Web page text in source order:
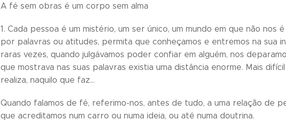
A fé sem obras é um corpo sem alma
1. Cada pessoa é um mistério, um ser único, um mundo em que não
por palavras ou atitudes, permita que conheçamos e entremos na sua
raras vezes, quando julgávamos poder confiar em alguém, nos
que mostrava nas suas palavras existia uma distância enorme. Mais
realiza, naquilo que faz…
Quando falamos de fé, referimo-nos, antes de tudo, a uma relação de
que acreditamos num carro ou numa ideia, ou até numa doutrina.